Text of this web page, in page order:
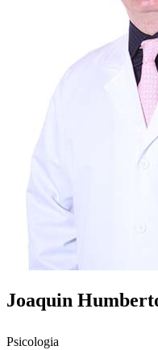
Joaquin
Psicologia